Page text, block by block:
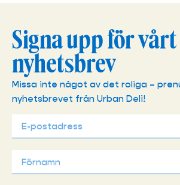
Signa upp för vårt
nyhetsbrev
Missa inte något av det roliga –
nyhetsbrevet från Urban Deli!